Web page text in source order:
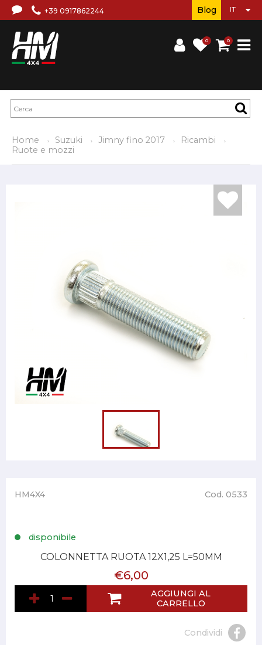
+39 0917862244
0 0
Blog
Home Suzuki Jimny fino 2017
Ricambi
Ruote e mozzi
HM4X4 Cod. 0533
disponibile
COLONNETTA RUOTA 12X1,25 L=50MM
€6,00
AGGIUNGI AL
CARRELLO
Condividi